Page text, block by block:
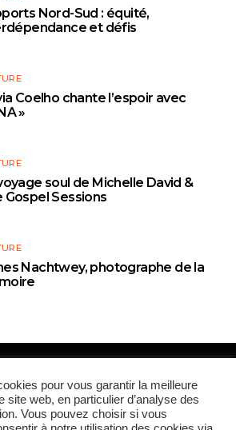
Nord-Sud : équité,
et défis
Coelho chante l’espoir avec
»
soul de Michelle David &
Gospel Sessions
Nachtwey, photographe de la
Forum
pour vous garantir la meilleure
site web, en particulier d’analyse des
Vous pouvez choisir si vous